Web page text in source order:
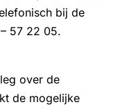
bij de
57 22 05.
over de
de mogelijke